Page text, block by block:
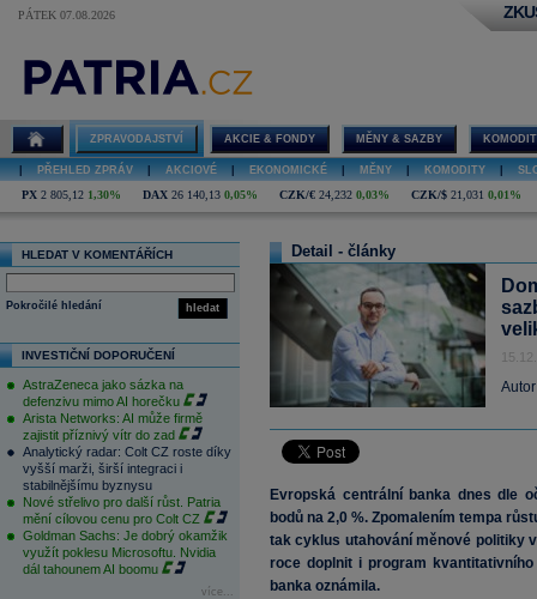
PÁTEK 07.08.2026
ZPRAVODAJSTVÍ AKCIE & FONDY MĚNY & SAZBY
PŘEHLED ZPRÁV AKCIOVÉ EKONOMICKÉ MĚNY KOMODITY
PX 2 805,12 1,30% DAX 26 140,13 0,05% CZK/€ 24,232 0,03% CZK/$ 21,031 0,01%
HLEDAT V KOMENTÁŘÍCH
hledat
Pokročilé hledání
INVESTIČNÍ DOPORUČENÍ
AstraZeneca jako sázka na
defenzivu mimo AI horečku
Arista Networks: AI může firmě
zajistit příznivý vítr do zad
Analytický radar: Colt CZ roste díky
vyšší marži, širší integraci i
stabilnějšímu byznysu
Nové střelivo pro další růst. Patria
mění cílovou cenu pro Colt CZ
Goldman Sachs: Je dobrý okamžik
využít poklesu Microsoftu. Nvidia
dál tahounem AI boomu
více...
Detail - články
Evropská centrální banka dnes dle
bodů na 2,0 %. Zpomalením tempa
tak cyklus utahování měnové politiky
roce doplnit i program
banka oznámila.